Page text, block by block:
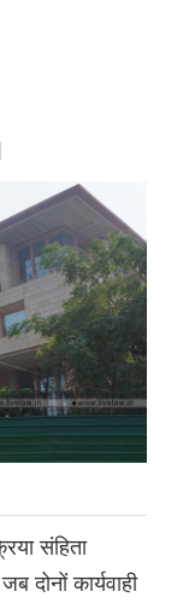
संहिता
दोनों कार्यवाही